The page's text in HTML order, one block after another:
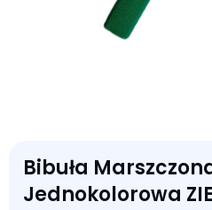
Bibuła
Jednokolorowa